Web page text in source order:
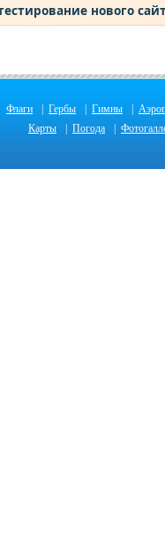
нового
Флаги Гербы Гимны
Карты
Погода